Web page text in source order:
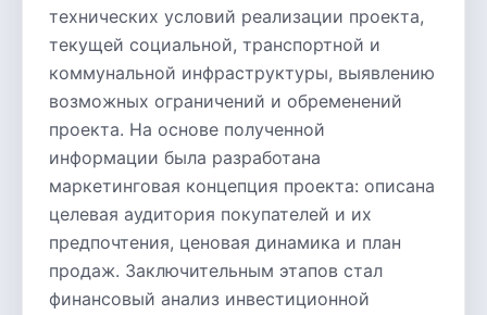
технических условий реализации проекта,
текущей социальной, транспортной и
коммунальной инфраструктуры, выявлению
возможных ограничений и обременений
проекта. На основе полученной
информации была разработана
маркетинговая концепция проекта: описана
целевая аудитория покупателей и их
предпочтения, ценовая динамика и план
продаж. Заключительным этапов стал
финансовый анализ инвестиционной